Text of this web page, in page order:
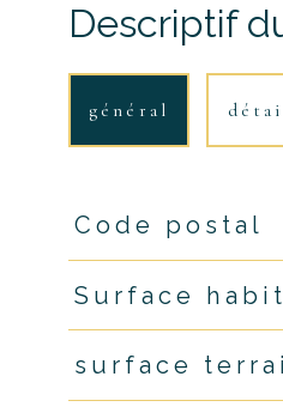
Descriptif
général
Code postal
Surface
surface